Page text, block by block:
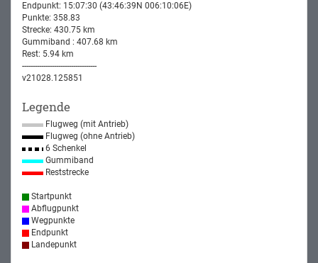
Endpunkt: 15:07:30 (43:46:39N 006:10:06E)
Punkte: 358.83
Strecke: 430.75 km
Gummiband : 407.68 km
Rest: 5.94 km
-----------------------------------
v21028.125851
Legende
Flugweg (mit Antrieb)
Flugweg (ohne Antrieb)
6 Schenkel
Gummiband
Reststrecke
Startpunkt
Abflugpunkt
Wegpunkte
Endpunkt
Landepunkt